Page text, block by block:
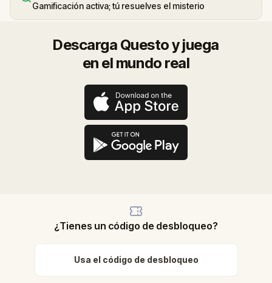
Gamificación activa; tú resuelves el misterio
Descarga Questo y juega
en el mundo real
¿Tienes un código de desbloqueo?
Usa el código de desbloqueo